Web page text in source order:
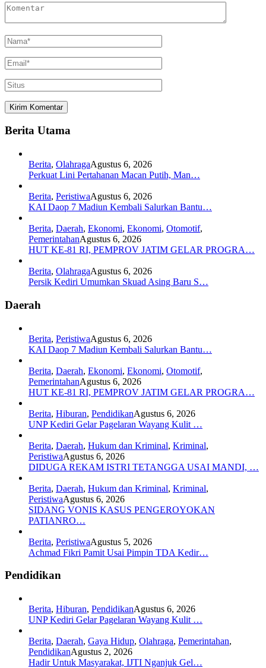
Berita Utama
Berita, OlahragaAgustus 6, 2026
Perkuat Lini Pertahanan Macan Putih, Man…
Berita, PeristiwaAgustus 6, 2026
KAI Daop 7 Madiun Kembali Salurkan Bantu…
Berita, Daerah, Ekonomi, Ekonomi, Otomotif,
PemerintahanAgustus 6, 2026
HUT KE-81 RI, PEMPROV JATIM GELAR PROGRA…
Berita, OlahragaAgustus 6, 2026
Persik Kediri Umumkan Skuad Asing Baru S…
Daerah
Berita, PeristiwaAgustus 6, 2026
KAI Daop 7 Madiun Kembali Salurkan Bantu…
Berita, Daerah, Ekonomi, Ekonomi, Otomotif,
PemerintahanAgustus 6, 2026
HUT KE-81 RI, PEMPROV JATIM GELAR PROGRA…
Berita, Hiburan, PendidikanAgustus 6, 2026
UNP Kediri Gelar Pagelaran Wayang Kulit …
Berita, Daerah, Hukum dan Kriminal, Kriminal,
PeristiwaAgustus 6, 2026
DIDUGA REKAM ISTRI TETANGGA USAI MANDI, …
Berita, Daerah, Hukum dan Kriminal, Kriminal,
PeristiwaAgustus 6, 2026
SIDANG VONIS KASUS PENGEROYOKAN
PATIANRO…
Berita, PeristiwaAgustus 5, 2026
Achmad Fikri Pamit Usai Pimpin TDA Kedir…
Pendidikan
Berita, Hiburan, PendidikanAgustus 6, 2026
UNP Kediri Gelar Pagelaran Wayang Kulit …
Berita, Daerah, Gaya Hidup, Olahraga, Pemerintahan,
PendidikanAgustus 2, 2026
Hadir Untuk Masyarakat, IJTI Nganjuk Gel…